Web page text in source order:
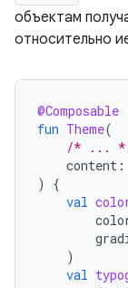
объектам
относительно
@Composable
fun Theme(
/* ...
content :
)
{
val
)
val